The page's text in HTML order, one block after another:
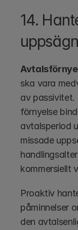
14.
ska vara
av passivitet.
förnyelse
avtalsperiod
missade
kommersiellt
Proaktiv
påminnelser
den